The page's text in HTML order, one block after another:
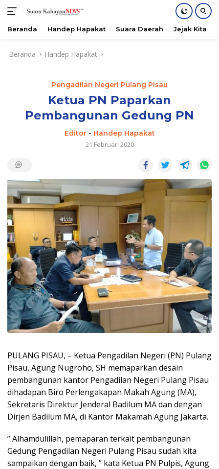
Beranda Handep Hapakat Suara Daerah Jejak Kita
Beranda Handep Hapakat
Pengadilan Negeri Pulang Pisau
Ketua PN Paparkan
Pembangunan Gedung PN
Editor- Handep Hapakat
21 Februari 2020
PULANG PISAU, – Ketua Pengadilan Negeri (PN) Pulang
Pisau, Agung Nugroho, SH memaparkan desain
pembangunan kantor Pengadilan Negeri Pulang Pisau
dihadapan Biro Perlengakapan Makah Agung (MA),
Sekretaris Direktur Jenderal Badilum MA dan dengan
Dirjen Badilum MA, di Kantor Makamah Agung Jakarta.
” Alhamdulillah, pemaparan terkait pembangunan
Gedung Pengadilan Negeri Pulang Pisau sudah kita
sampaikan dengan baik, ” kata Ketua PN Pulpis, Agung